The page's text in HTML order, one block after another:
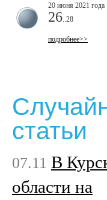
20 июня 2021 года
26 ..28
подробнее>>
статьи
07.11 В
области на